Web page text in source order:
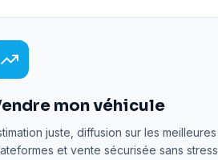
mon véhicule
juste, diffusion sur les meilleures
et vente sécurisée sans